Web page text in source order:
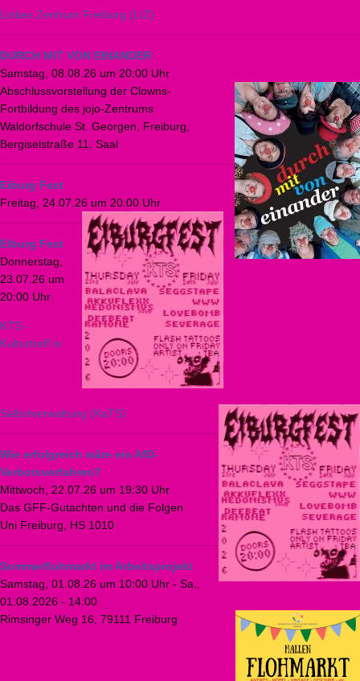
Linkes Zentrum Freiburg (LIZ)
DURCH MIT VON EINANDER
Samstag, 08.08.26 um 20:00 Uhr
Abschlussvorstellung der Clowns-
Fortbildung des jojo-Zentrums
Waldorfschule St. Georgen, Freiburg,
Bergiselstraße 11, Saal
Eiburg Fest
Freitag, 24.07.26 um 20:00 Uhr
Eiburg Fest
Donnerstag,
23.07.26 um
20:00 Uhr
KTS -
Kulturtreff in
Selbstverwaltung (KaTS)
Wie erfolgreich wäre ein AfD-
Verbotsverfahren?
Mittwoch, 22.07.26 um 19:30 Uhr
Das GFF-Gutachten und die Folgen
Uni Freiburg, HS 1010
Sommerflohmarkt im Arbeitsprojekt
Samstag, 01.08.26 um 10:00 Uhr - Sa.,
01.08.2026 - 14:00
Rimsinger Weg 16, 79111 Freiburg